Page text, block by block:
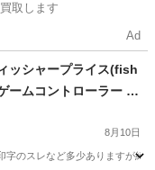
取します
Ad
ッシャープライス(fish
ームコントローラー 赤
玩具
8月10日
字のスレなど多少ありますが綺